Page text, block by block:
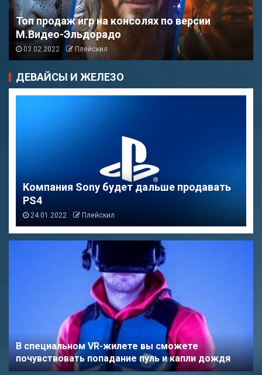
1
Domino’s Pizza — cкидка
38%
Genshin Impact — рабочие промокоды в
феврале 2022 года
03.02.2022 Плейскил
ДЕВАЙСЫ И ЖЕЛЕЗО
Компания Sony будет дальше продавать
PS4
24.01.2022 Плейскил
В специальном VR-жилете вы сможете
почувствовать попадание пуль и капли дождя